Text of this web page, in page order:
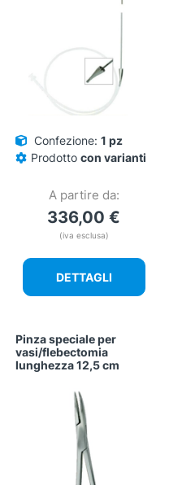
Confezione: 1 pz
Prodotto con varianti
A partire da:
336,00 €
(iva esclusa)
DETTAGLI
Pinza speciale per
vasi/flebectomia
lunghezza 12,5 cm